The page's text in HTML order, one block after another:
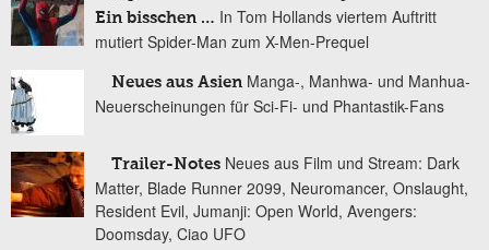
Ein bisschen … In Tom Hollands viertem Auftritt
mutiert Spider-Man zum X-Men-Prequel
Neues aus Asien Manga-, Manhwa- und Manhua-
Neuerscheinungen für Sci-Fi- und Phantastik-Fans
Trailer-Notes Neues aus Film und Stream: Dark
Matter, Blade Runner 2099, Neuromancer, Onslaught,
Resident Evil, Jumanji: Open World, Avengers:
Doomsday, Ciao UFO